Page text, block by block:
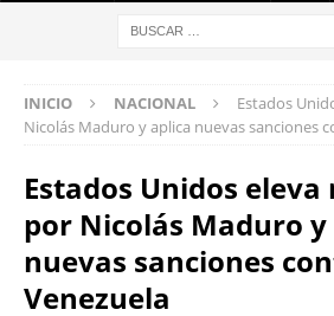
INICIO NACIONAL
Estados
Nicolás Maduro y aplica nuevas sanciones
Estados Unidos
por Nicolás Maduro y
nuevas sanciones
Venezuela